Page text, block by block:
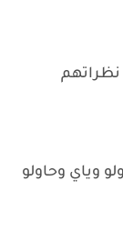
وياي وحاولو